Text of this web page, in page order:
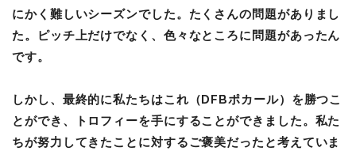
にかく難しいシーズンでした。たくさんの問題がありまし
た。ピッチ上だけでなく、色々なところに問題があったん
です。
しかし、最終的に私たちはこれ（DFBポカール）を勝つこ
とができ、トロフィーを手にすることができました。私た
ちが努力してきたことに対するご褒美だったと考えていま